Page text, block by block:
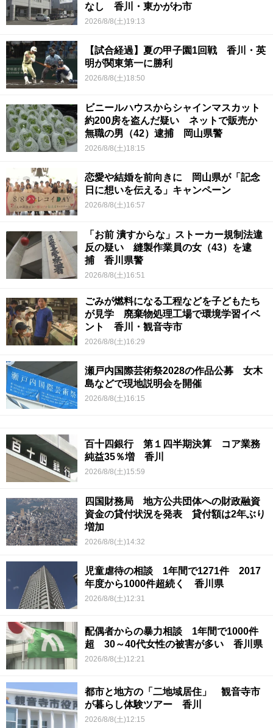
なし 香川・東かがわ市
2026/8/8(土)19:13
【試合経過】夏の甲子園1回戦 香川・英
明が関東第一に勝利
2026/8/8(土)18:50
ビニールハウスからシャインマスカット
約200房を盗んだ疑い ネットで販売か
無職の男（42）逮捕 岡山県警
2026/8/8(土)18:15
恋愛や結婚を前向きに 岡山県が「記念
日に想いを伝える」キャンペーン
2026/8/8(土)16:57
「お前 潰すからな」ストーカー規制法違
反の疑い 縫製作業員の女（43）を逮
捕 香川県警
2026/8/8(土)16:51
ごみが燃料になる工程などを子どもたち
が見学 廃棄物処理工場で環境学習イベ
ント 香川・観音寺市
2026/8/8(土)16:29
瀬戸内国際芸術祭2028の作品公募 女木
島などで現地説明会を開催
2026/8/8(土)16:15
百十四銀行 第１四半期決算 コア業務
純益35％増 香川
2026/8/8(土)15:59
四国財務局 地方公共団体への財政融資
資金の貸付状況を発表 貸付額は2年ぶり
増加
2026/8/8(土)14:32
児童虐待の相談 1年間で1271件 2017
年度から1000件超続く 香川県
2026/8/8(土)12:31
配偶者からの暴力相談 1年間で1000件
超 30～40代女性の被害が多い 香川県
2026/8/8(土)12:21
都市と地方の「二地域居住」 観音寺市
が暮らし体験ツアー 香川
2026/8/8(土)12:15